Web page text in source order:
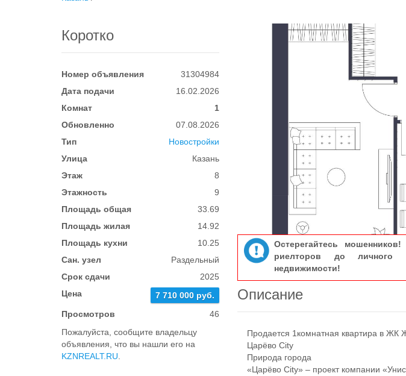
Коротко
Номер объявления
31304984
Дата подачи
16.02.2026
Комнат
1
Обновленно
07.08.2026
Тип
Новостройки
Улица
Казань
Этаж
8
Этажность
9
Площадь общая
33.69
Площадь жилая
14.92
Площадь кухни
10.25
Сан. узел
Раздельный
Срок сдачи
2025
Цена
7 710 000 руб.
Просмотров
46
Пожалуйста, сообщите владельцу
объявления, что вы нашли его на
KZNREALT.RU
Остерегайтесь
риелторов до личного
недвижимости!
Описание
Продается 1комнатная квартира в ЖК
Царёво City
Природа города
«Царёво City» – проект компании